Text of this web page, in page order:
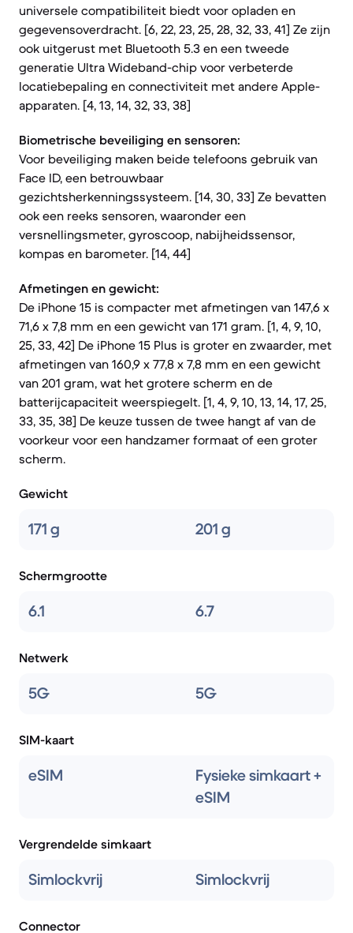
universele compatibiliteit biedt voor opladen en
gegevensoverdracht. [6, 22, 23, 25, 28, 32, 33, 41] Ze zijn
ook uitgerust met Bluetooth 5.3 en een tweede
generatie Ultra Wideband-chip voor verbeterde
locatiebepaling en connectiviteit met andere Apple-
apparaten. [4, 13, 14, 32, 33, 38]
Biometrische beveiliging en sensoren:
Voor beveiliging maken beide telefoons gebruik van
Face ID, een betrouwbaar
gezichtsherkenningssysteem. [14, 30, 33] Ze bevatten
ook een reeks sensoren, waaronder een
versnellingsmeter, gyroscoop, nabijheidssensor,
kompas en barometer. [14, 44]
Afmetingen en gewicht:
De iPhone 15 is compacter met afmetingen van 147,6 x
71,6 x 7,8 mm en een gewicht van 171 gram. [1, 4, 9, 10,
25, 33, 42] De iPhone 15 Plus is groter en zwaarder, met
afmetingen van 160,9 x 77,8 x 7,8 mm en een gewicht
van 201 gram, wat het grotere scherm en de
batterijcapaciteit weerspiegelt. [1, 4, 9, 10, 13, 14, 17, 25,
33, 35, 38] De keuze tussen de twee hangt af van de
voorkeur voor een handzamer formaat of een groter
scherm.
Gewicht
171 g 201 g
Schermgrootte
6.1 6.7
Netwerk
5G 5G
SIM-kaart
eSIM
Fysieke simkaart +
eSIM
Vergrendelde simkaart
Simlockvrij Simlockvrij
Connector